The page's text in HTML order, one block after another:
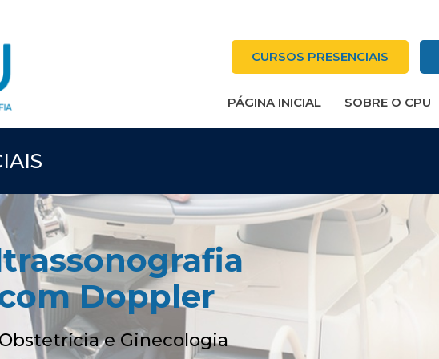
CURSOS PRESENCIAIS
PÁGINA INICIAL SOBRE O CPU
Doppler
e Ginecologia